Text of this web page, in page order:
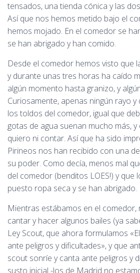
tensados, una tienda cónica y las
Así que nos hemos metido bajo el
hemos mojado. En el comedor se
se han abrigado y han comido.
Desde el comedor hemos visto que
y durante unas tres horas ha caído
algún momento hasta granizo, y
Curiosamente, apenas ningún rayo y
los toldos del comedor, igual que
gotas de agua suenan mucho más,
quiero ni contar. Así que ha sido
Pirineos nos han recibido con una
su poder. Como decía, menos mal
del comedor (benditos LOES!) y que
puesto ropa seca y se han abrigado.
Mientras estábamos en el
cantar y hacer algunos bailes (ya
Ley Scout, que ahora formulamos
ante peligros y dificultades», y que
scout sonríe y canta ante peligros y
susto inicial -los de Madrid no